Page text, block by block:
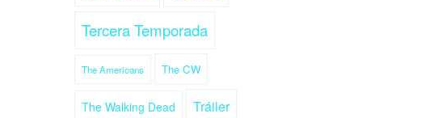
Tercera Temporada
The Americans The CW
The Walking Dead Tráiler